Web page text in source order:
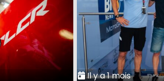
Il y a 1 mois